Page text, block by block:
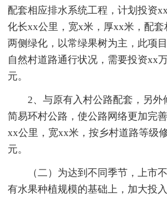
配套相应排水系统工程，计划投资
化长xx公里，宽x米，厚xx米，配
两侧绿化，以常绿果树为主，此项
自然村道路通行状况，需要投资xx
元。
2、与原有入村公路配套，另外
简易环村公路，使公路网络更加完
xx公里，宽xx米，按乡村道路等级
元。
（二）为达到不同季节，上市不
有水果种植规模的基础上，加大投